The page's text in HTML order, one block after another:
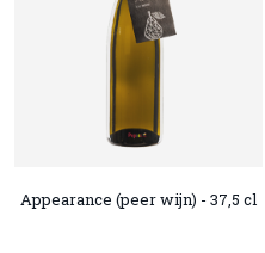
Appearance (peer wijn) - 37,5 cl